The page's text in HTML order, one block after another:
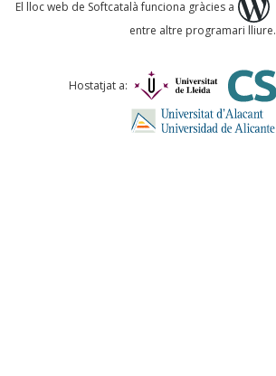
Comentari *
El lloc web de Softcatalà funciona gràcies a
entre altre programari lliure.
Hostatjat a: